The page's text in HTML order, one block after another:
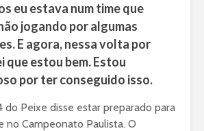
eu estava num time que
jogando por algumas
E agora, nessa volta por
que estou bem. Estou
por ter conseguido isso.
do Peixe disse estar preparado para
no Campeonato Paulista. O